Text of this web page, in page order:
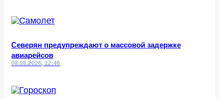
Северян предупреждают о массовой задержке
авиарейсов
08.08.2026, 12:46